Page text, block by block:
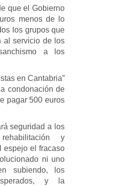
que el Gobierno
menos de lo
los grupos que
al servicio de los
a los
en Cantabria”
condonación de
pagar 500 euros
seguridad a los
y
espejo el fracaso
ni uno
subiendo, los
y la